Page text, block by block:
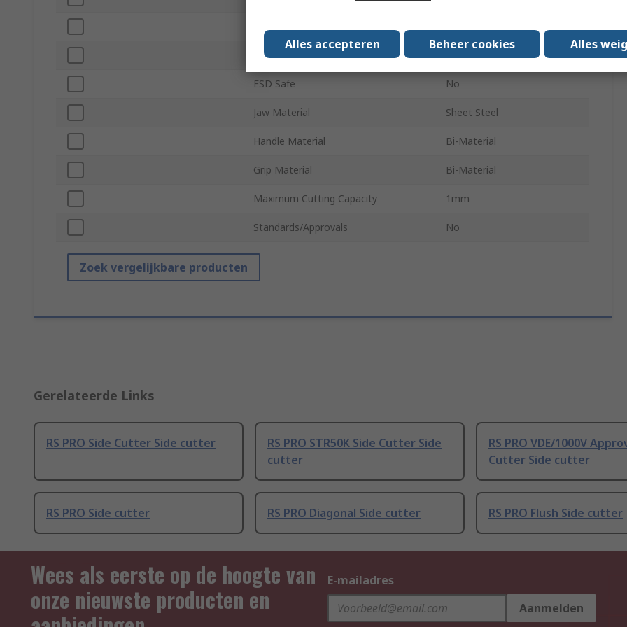
Height Safe No
ESD Safe No
Jaw Material Sheet Steel
Handle Material Bi-Material
Grip Material Bi-Material
Maximum Cutting Capacity 1mm
Standards/Approvals No
Zoek vergelijkbare producten
Gerelateerde Links
RS PRO Side Cutter Side cutter
RS PRO STR50K Side Cutter Side
cutter
RS PRO VDE/1000V
Cutter Side cutter
RS PRO Side cutter RS PRO Diagonal Side cutter RS PRO Flush Side cutter
Wees als eerste op de hoogte van
onze nieuwste producten en
E-mailadres
Aanmelden
Alles accepteren Beheer cookies Alles